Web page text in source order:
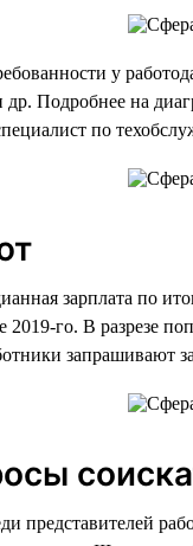
у
Подробнее на
по
зарплата по
го. В разрезе
запрашивают
представителей